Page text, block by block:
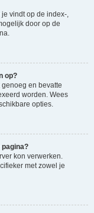
vindt op de index-,
door op de
op?
en bevatte
worden. Wees
opties.
kon verwerken.
met zowel je